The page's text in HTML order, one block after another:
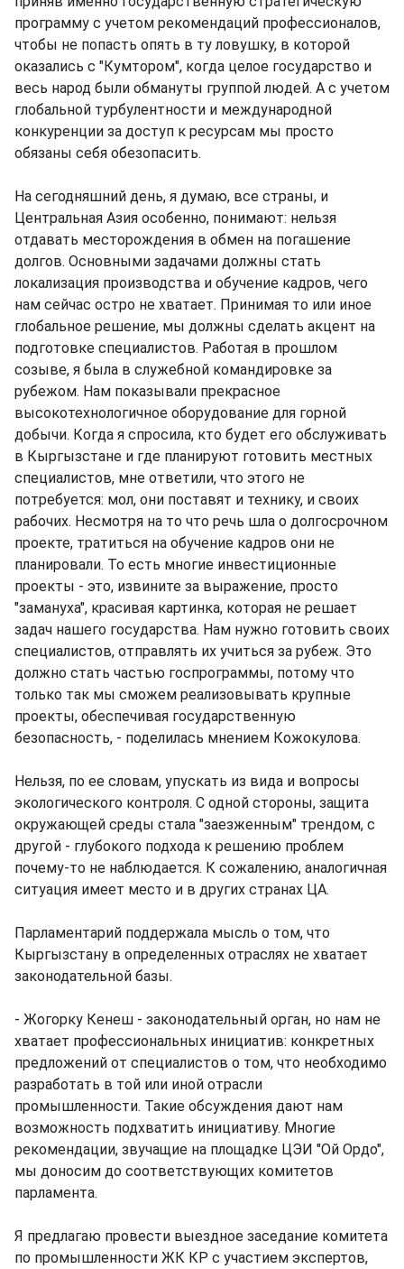
программу с учетом рекомендаций профессионалов,
чтобы не попасть опять в ту ловушку, в которой
оказались с "Кумтором", когда целое государство и
весь народ были обмануты группой людей. А с учетом
глобальной турбулентности и международной
конкуренции за доступ к ресурсам мы просто
обязаны себя обезопасить.
На сегодняшний день, я думаю, все страны, и
Центральная Азия особенно, понимают: нельзя
отдавать месторождения в обмен на погашение
долгов. Основными задачами должны стать
локализация производства и обучение кадров, чего
нам сейчас остро не хватает. Принимая то или иное
глобальное решение, мы должны сделать акцент на
подготовке специалистов. Работая в прошлом
созыве, я была в служебной командировке за
рубежом. Нам показывали прекрасное
высокотехнологичное оборудование для горной
добычи. Когда я спросила, кто будет его обслуживать
в Кыргызстане и где планируют готовить местных
специалистов, мне ответили, что этого не
потребуется: мол, они поставят и технику, и своих
рабочих. Несмотря на то что речь шла о долгосрочном
проекте, тратиться на обучение кадров они не
планировали. То есть многие инвестиционные
проекты - это, извините за выражение, просто
"замануха", красивая картинка, которая не решает
задач нашего государства. Нам нужно готовить своих
специалистов, отправлять их учиться за рубеж. Это
должно стать частью госпрограммы, потому что
только так мы сможем реализовывать крупные
проекты, обеспечивая государственную
безопасность, - поделилась мнением Кожокулова.
Нельзя, по ее словам, упускать из вида и вопросы
экологического контроля. С одной стороны, защита
окружающей среды стала "заезженным" трендом, с
другой - глубокого подхода к решению проблем
почему-то не наблюдается. К сожалению, аналогичная
ситуация имеет место и в других странах ЦА.
Парламентарий поддержала мысль о том, что
Кыргызстану в определенных отраслях не хватает
законодательной базы.
- Жогорку Кенеш - законодательный орган, но нам не
хватает профессиональных инициатив: конкретных
предложений от специалистов о том, что необходимо
разработать в той или иной отрасли
промышленности. Такие обсуждения дают нам
возможность подхватить инициативу. Многие
рекомендации, звучащие на площадке ЦЭИ "Ой Ордо",
мы доносим до соответствующих комитетов
парламента.
Я предлагаю провести выездное заседание комитета
по промышленности ЖК КР с участием экспертов,